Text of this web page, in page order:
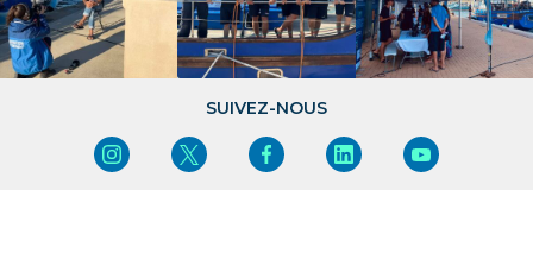
SUIVEZ-NOUS